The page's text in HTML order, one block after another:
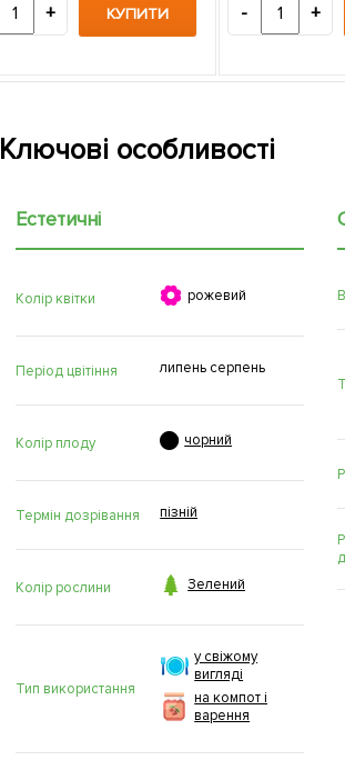
+ КУПИТИ - +
Ключові особливості
Естетичні
Колір квітки  рожевий
Період цвітіння липень серпень
Колір плоду  чорний
Термін дозрівання пізній
Колір рослини  Зелений
Тип використання
у свіжому
вигляді
на компот і
варення